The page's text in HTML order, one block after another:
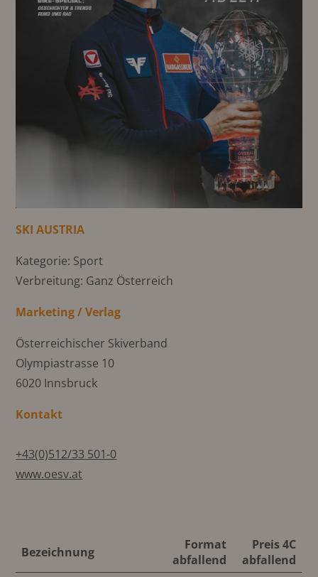
SKI AUSTRIA
Kategorie: Sport
Verbreitung: Ganz Österreich
Marketing / Verlag
Österreichischer Skiverband
Olympiastrasse 10
6020 Innsbruck
Kontakt
+43(0)512/33 501-0
www.oesv.at
Bezeichnung
Format
abfallend
Preis 4C
abfallend